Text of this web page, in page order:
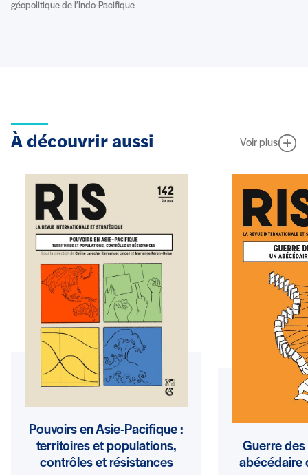
géopolitique de l’Indo-Pacifique
À découvrir aussi Voir plus
Pouvoirs en Asie-Pacifique :
territoires et populations,
contrôles et résistances
Guerre
abécédaire